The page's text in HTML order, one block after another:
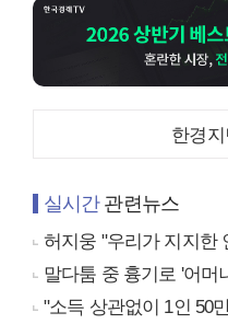
한경
실시간관련뉴스
허지웅 "우리가 지지한 인
말다툼 중 흉기로 '어
"소득 상관없이 1인 50